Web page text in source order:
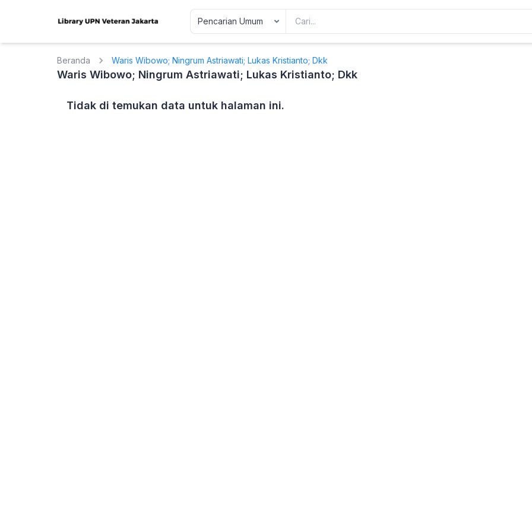
Beranda Waris Wibowo; Ningrum Astriawati; Lukas Kristianto; Dkk
Waris Wibowo; Ningrum Astriawati; Lukas Kristianto; Dkk
Tidak di temukan data untuk halaman ini.